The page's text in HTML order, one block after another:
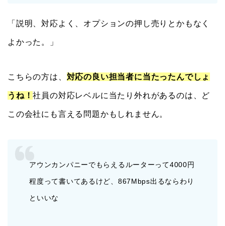
「説明、対応よく、オプションの押し売りとかもなく
よかった。」
こちらの方は、 対応の良い担当者に当たったんでしょ
うね！社員の対応レベルに当たり外れがあるのは、ど
この会社にも言える問題かもしれません。
アウンカンパニーでもらえるルーターって4000円
程度って書いてあるけど、867Mbps出るならわり
といいな